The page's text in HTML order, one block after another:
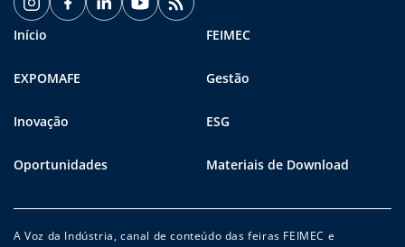
Início FEIMEC
EXPOMAFE Gestão
Inovação ESG
Oportunidades Materiais de Download
A Voz da Indústria, canal de conteúdo das feiras FEIMEC e